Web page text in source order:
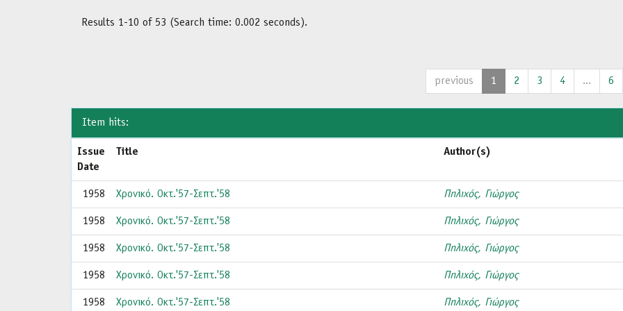
Results 1-10 of 53 (Search time: 0.002 seconds).
previous 1 2 3 4 ... 6
Item hits:
Issue
Date
Title Author(s)
1958 Χρονικό. Οκτ.'57-Σεπτ.'58 Πηλιχός, Γιώργος
1958 Χρονικό. Οκτ.'57-Σεπτ.'58 Πηλιχός, Γιώργος
1958 Χρονικό. Οκτ.'57-Σεπτ.'58 Πηλιχός, Γιώργος
1958 Χρονικό. Οκτ.'57-Σεπτ.'58 Πηλιχός, Γιώργος
1958 Χρονικό. Οκτ.'57-Σεπτ.'58 Πηλιχός, Γιώργος